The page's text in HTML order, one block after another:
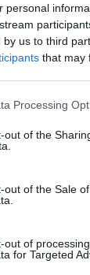
personal
by us to third
that may
Processing
out of the
out of the Sale
out of
for Targeted